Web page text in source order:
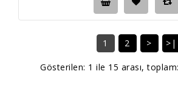
1 2 > >|
Gösterilen: 1 ile 15 arası,